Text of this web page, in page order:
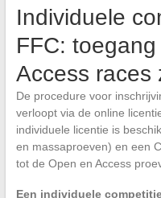
Individuele
FFC:
Access races
De procedure voor
verloopt via de online
individuele licentie is
en massaproeven) en een
tot de Open en Access
Een individuele